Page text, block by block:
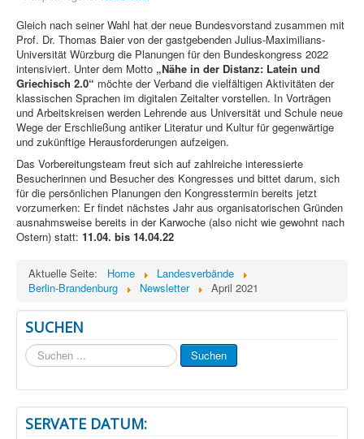
Gleich nach seiner Wahl hat der neue Bundesvorstand zusammen mit
Prof. Dr. Thomas Baier von der gastgebenden Julius-Maximilians-
Universität Würzburg die Planungen für den Bundeskongress 2022
intensiviert. Unter dem Motto „Nähe in der Distanz: Latein und
Griechisch 2.0“ möchte der Verband die vielfältigen Aktivitäten der
klassischen Sprachen im digitalen Zeitalter vorstellen. In Vorträgen
und Arbeitskreisen werden Lehrende aus Universität und Schule neue
Wege der Erschließung antiker Literatur und Kultur für gegenwärtige
und zukünftige Herausforderungen aufzeigen.
Das Vorbereitungsteam freut sich auf zahlreiche interessierte
Besucherinnen und Besucher des Kongresses und bittet darum, sich
für die persönlichen Planungen den Kongresstermin bereits jetzt
vorzumerken: Er findet nächstes Jahr aus organisatorischen Gründen
ausnahmsweise bereits in der Karwoche (also nicht wie gewohnt nach
Ostern) statt: 11.04. bis 14.04.22
Aktuelle Seite: Home
Landesverbände
Berlin-Brandenburg
Newsletter April 2021
SUCHEN
Suchen
...
Suchen
SERVATE DATUM: